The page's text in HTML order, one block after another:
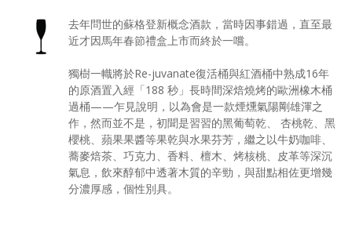
去年問世的蘇格登新概念酒款，當時因事錯過，直至最
近才因馬年春節禮盒上市而終於一嚐。
獨樹一幟將於Re-juvanate復活桶與紅酒桶中熟成16年
的原酒置入經「188 秒」長時間深焙燒烤的歐洲橡木桶
過桶——乍見說明，以為會是一款煙燻氣陽剛雄渾之
作，然而並不是，初聞是習習的黑葡萄乾、 杏桃乾、黑
櫻桃、蘋果果醬等果乾與水果芬芳，繼之以牛奶咖啡、
蕎麥焙茶、巧克力、香料、檀木、烤核桃、皮革等深沉
氣息，飲來醇郁中透著木質的辛勁，與甜點相佐更增幾
分濃厚感，個性別具。